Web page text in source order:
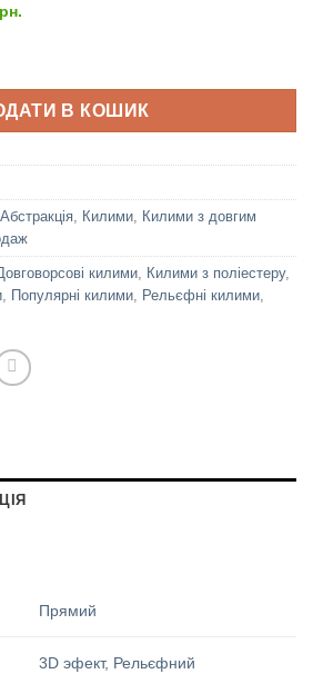
Поточна
В КОШИК
Абстракція, Килими, Килими з довгим
килими, Килими з поліестеру,
, Популярні килими, Рельєфні килими,
Прямий
3D эфект, Рельєфний